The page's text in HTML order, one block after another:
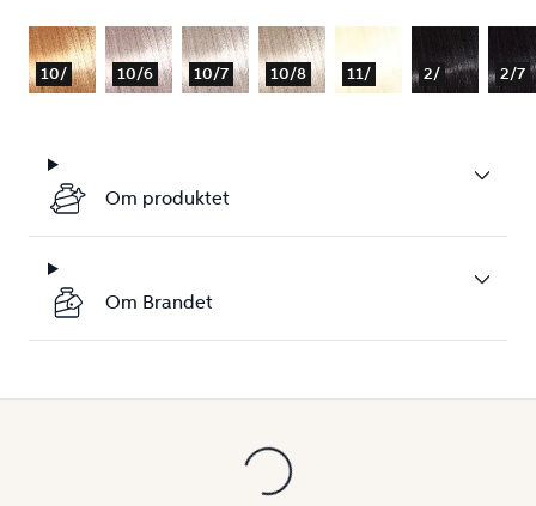
10/ 10/6 10/7 10/8 11/ 2/ 2/7
Om produktet
Om Brandet